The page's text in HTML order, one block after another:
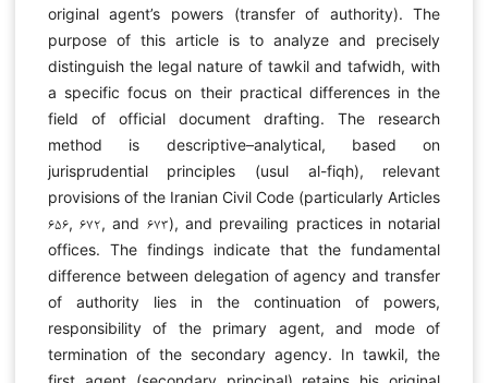
original agent’s powers (transfer of authority). The
purpose of this article is to analyze and precisely
distinguish the legal nature of tawkil and tafwidh, with
a specific focus on their practical differences in the
field of official document drafting. The research
method is descriptive–analytical, based on
jurisprudential principles (usul al-fiqh), relevant
provisions of the Iranian Civil Code (particularly Articles
۶۵۶, ۶۷۲, and ۶۷۳), and prevailing practices in notarial
offices. The findings indicate that the fundamental
difference between delegation of agency and transfer
of authority lies in the continuation of powers,
responsibility of the primary agent, and mode of
termination of the secondary agency. In tawkil, the